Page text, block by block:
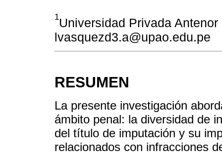
1Universidad Privada
lvasquezd3.a@upao.edu.pe
RESUMEN
La presente investigación
ámbito penal: la diversidad de
del título de imputación y su
relacionados con infracciones